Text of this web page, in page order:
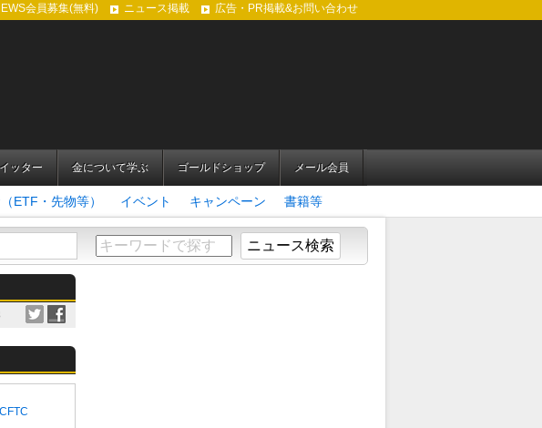
会員募集(無料) ニュース掲載 広告・PR掲載&お問い合わせ
ッター 金について学ぶ ゴールドショップ メール会員
ETF・先物等） イベント キャンペーン 書籍等
CFTC